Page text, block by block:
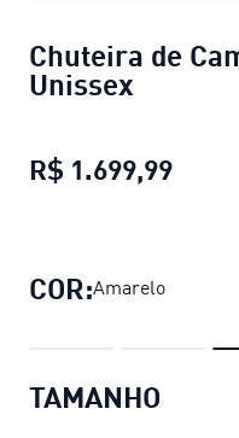
Chuteira de
Unissex
R$ 1.699,99
COR:Amarelo
TAMANHO